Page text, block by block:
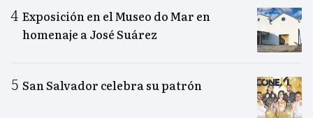
Exposición en el Museo do Mar en
homenaje a José Suárez
San Salvador celebra su patrón